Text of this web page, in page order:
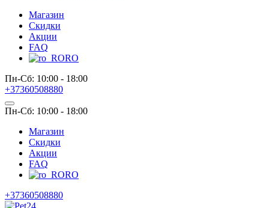
Магазин
Скидки
Акции
FAQ
RO
Пн-Сб: 10:00 - 18:00
+37360508880
Пн-Сб: 10:00 - 18:00
Магазин
Скидки
Акции
FAQ
RO
+37360508880